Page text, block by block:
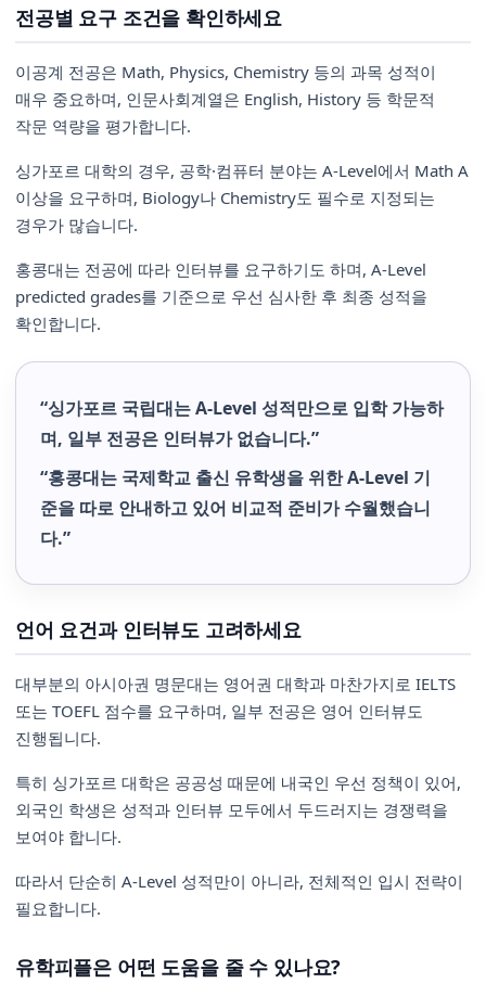
전공별 요구 조건을 확인하세요
이공계 전공은 Math, Physics, Chemistry 등의 과목 성적이
매우 중요하며, 인문사회계열은 English, History 등 학문적
작문 역량을 평가합니다.
싱가포르 대학의 경우, 공학·컴퓨터 분야는 A-Level에서 Math A
이상을 요구하며, Biology나 Chemistry도 필수로 지정되는
경우가 많습니다.
홍콩대는 전공에 따라 인터뷰를 요구하기도 하며, A-Level
predicted grades를 기준으로 우선 심사한 후 최종 성적을
확인합니다.
“싱가포르 국립대는 A-Level 성적만으로 입학 가능하
며, 일부 전공은 인터뷰가 없습니다.”
“홍콩대는 국제학교 출신 유학생을 위한 A-Level 기
준을 따로 안내하고 있어 비교적 준비가 수월했습니
다.”
언어 요건과 인터뷰도 고려하세요
대부분의 아시아권 명문대는 영어권 대학과 마찬가지로 IELTS
또는 TOEFL 점수를 요구하며, 일부 전공은 영어 인터뷰도
진행됩니다.
특히 싱가포르 대학은 공공성 때문에 내국인 우선 정책이 있어,
외국인 학생은 성적과 인터뷰 모두에서 두드러지는 경쟁력을
보여야 합니다.
따라서 단순히 A-Level 성적만이 아니라, 전체적인 입시 전략이
필요합니다.
유학피플은 어떤 도움을 줄 수 있나요?